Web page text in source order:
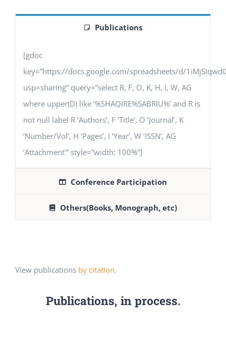
Publications
[gdoc
key=”https://docs.google.com/spreadsheets/d/
usp=sharing” query=”select R, F, O, K, H, I, W, AG
where upper(D) like ‘%SHAQIRE%SABRIU%’ and R is
not null label R ‘Authors’, F ‘Title’, O ‘Journal’, K
‘Number/Vol’, H ‘Pages’, I ‘Year’, W ‘ISSN’, AG
‘Attachment'” style=”width: 100%”]
Conference Participation
Others(Books, Monograph, etc)
View publications by citation.
Publications, in process.